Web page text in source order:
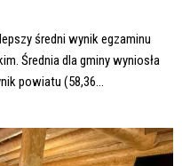
średni wynik egzaminu
Średnia dla gminy wyniosła
powiatu (58,36...